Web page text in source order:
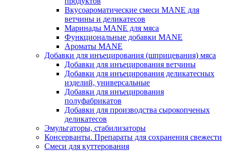
Вкусоароматические смеси MANE для
ветчины и деликатесов
Маринады MANE для мяса
Функциональные добавки MANE
Ароматы MANE
Добавки для инъецирования (шприцевания) мяса
Добавки для инъецирования ветчины
Добавки для инъецирования деликатесных
изделий, универсальные
Добавки для инъецирования
полуфабрикатов
Добавки для производства сырокопченых
деликатесов
Эмульгаторы, стабилизаторы
Консерванты. Препараты для сохранения свежести
Смеси для куттерования